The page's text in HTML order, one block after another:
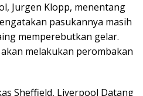
Jurgen Klopp, menentang
pasukannya masih
memperebutkan gelar.
melakukan perombakan
Sheffield, Liverpool Datang